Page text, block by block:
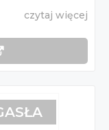
czytaj więcej